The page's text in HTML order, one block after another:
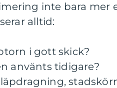
inte bara mer
alltid:
i gott skick?
använts tidigare?